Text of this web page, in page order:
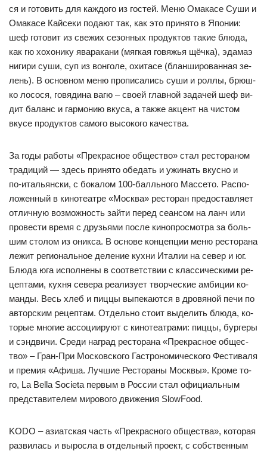
ся и го­то­вить для каж­до­го из гос­тей. Ме­ню Ома­ка­се Су­ши и
Ома­ка­се Кай­се­ки по­да­ют так, как это при­ня­то в Япо­нии:
шеф го­то­вит из све­жих се­зон­ных про­дук­тов та­кие блю­да,
как гю хо­хо­ни­ку ява­ра­ка­ни (мяг­кая го­вяжья щёч­ка), эда­маэ
ни­ги­ри су­ши, суп из вон­го­ле, охи­та­се (блан­ши­ро­ван­ная зе­
лень). В ос­нов­ном ме­ню про­пи­са­лись су­ши и рол­лы, брюш­
ко ло­со­ся, го­вя­ди­на ва­гю – сво­ей глав­ной за­да­чей шеф ви­
дит ба­ланс и гар­мо­нию вку­са, а так­же ак­цент на чис­том
вку­се про­дук­тов са­мо­го вы­со­ко­го ка­чес­тва.
За го­ды ра­бо­ты «Прек­рас­ное об­щес­тво» стал рес­то­ра­ном
тра­ди­ций — здесь при­ня­то обе­дать и ужи­нать вкус­но и
по‑италь­ян­ски, с бо­ка­лом 100-балль­но­го Мас­се­то. Рас­по­
ло­жен­ный в ки­но­те­ат­ре «Мос­ква» рес­то­ран пре­дос­тав­ля­ет
от­лич­ную воз­мож­ность зай­ти пе­ред се­ан­сом на ланч или
про­вес­ти вре­мя с друзь­ями пос­ле ки­ноп­рос­мот­ра за боль­
шим сто­лом из оник­са. В ос­но­ве кон­цеп­ции ме­ню рес­то­ра­на
ле­жит ре­ги­ональ­ное де­ле­ние кух­ни Ита­лии на се­вер и юг.
Блю­да юга ис­пол­не­ны в со­от­ветс­твии с клас­си­чес­ки­ми ре­
цеп­та­ми, кух­ня се­ве­ра ре­али­зу­ет твор­чес­кие ам­би­ции ко­
ман­ды. Весь хлеб и пиц­цы вы­пе­ка­ют­ся в дро­вя­ной пе­чи по
ав­тор­ским ре­цеп­там. От­дель­но сто­ит вы­де­лить блю­да, ко­
то­рые мно­гие ас­со­ци­иру­ют с ки­но­те­ат­ра­ми: пиц­цы, бур­ге­ры
и сэн­дви­чи. Сре­ди наг­рад рес­то­ра­на «Прек­рас­ное об­щес­
тво» – Гран-При Мос­ков­ско­го Гас­тро­но­ми­чес­ко­го Фес­ти­ва­ля
и пре­мия «Афи­ша. Луч­шие Рес­то­ра­ны Мос­квы». Кро­ме то­
го, La Bella Societa пер­вым в Рос­сии стал офи­ци­аль­ным
пред­ста­ви­те­лем ми­ро­во­го дви­же­ния SlowFood.
KODO – ази­ат­ская часть «Прек­рас­но­го об­щес­тва», ко­то­рая
раз­ви­лась и вы­рос­ла в от­дель­ный про­ект, с собс­твен­ным